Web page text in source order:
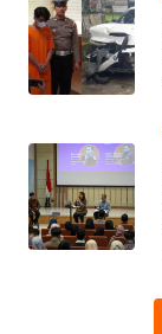
WN
TANGERANG
WN
WN
CIREBON